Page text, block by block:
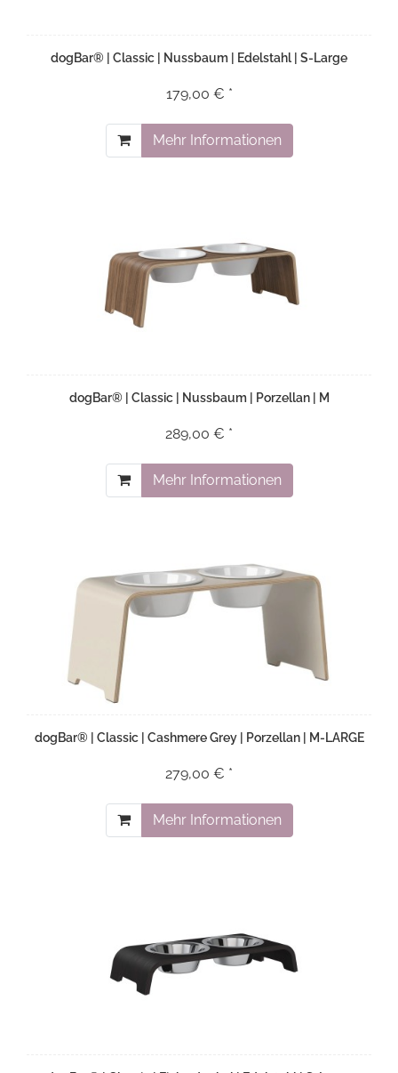
dogBar® | Classic | Nussbaum | Edelstahl | S-Large
179,00 € *
Mehr Informationen
dogBar® | Classic | Nussbaum | Porzellan | M
289,00 € *
Mehr Informationen
dogBar® | Classic | Cashmere Grey | Porzellan | M-LARGE
279,00 € *
Mehr Informationen